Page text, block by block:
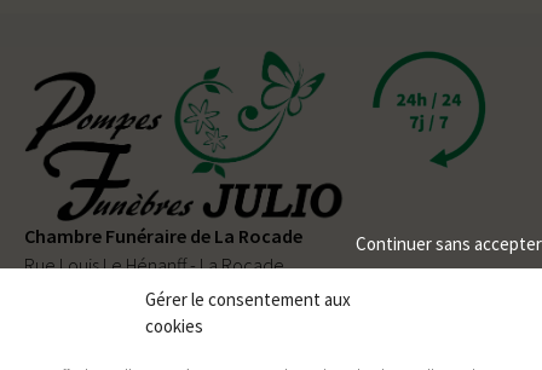
Gérer le consentement aux
cookies
Continuer sans accepter
Chambre Funéraire de La Rocade
Rue Louis Le Hénanff - La Rocade
56330 PLUVIGNER
02 97 50 90 80